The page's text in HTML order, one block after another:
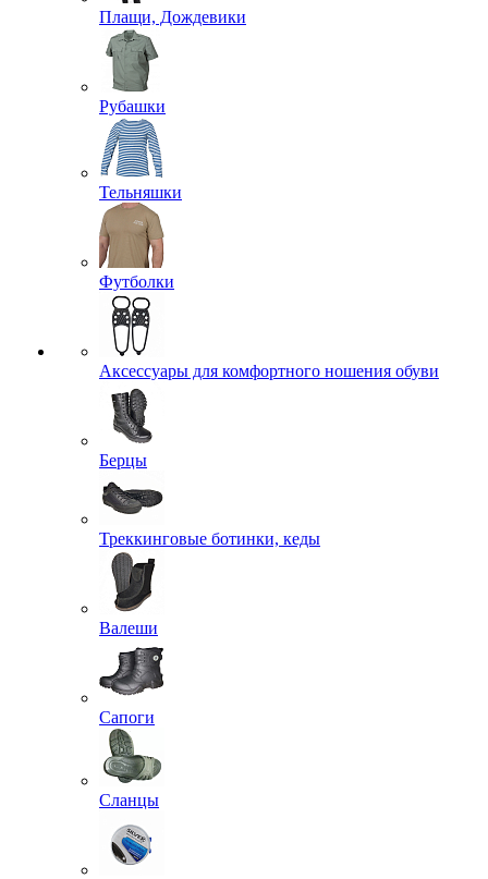
Плащи, Дождевики
Рубашки
Тельняшки
Футболки
Аксессуары для комфортного ношения обуви
Берцы
Треккинговые ботинки, кеды
Валеши
Сапоги
Сланцы